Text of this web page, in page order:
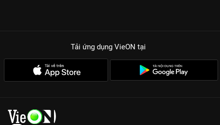
Tải ứng dụng VieON tại